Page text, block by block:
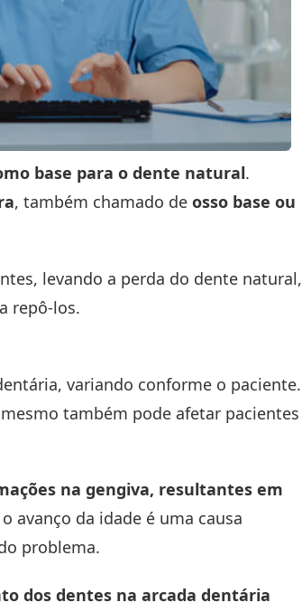
base para o dente natural.
, também chamado de osso base ou
levando a perda do dente natural,
repô-los.
variando conforme o paciente.
também pode afetar pacientes
na gengiva, resultantes em
avanço da idade é uma causa
problema.
dos dentes na arcada dentária